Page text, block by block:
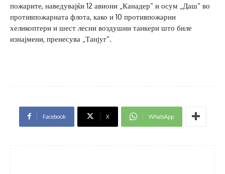
пожарите, наведувајќи 12 авиони „Канадер“ и осум „Даш“ во
противпожарната флота, како и 10 противпожарни
хеликоптери и шест лесни воздушни танкери што биле
изнајмени, пренесува „Танјуг“.
Facebook X WhatsApp